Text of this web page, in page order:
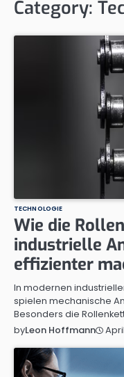
Category:
TECHNOLOGIE
Wie die
industrielle
effizienter
In modernen
spielen mechanische
Besonders die
byLeon Hoffmann